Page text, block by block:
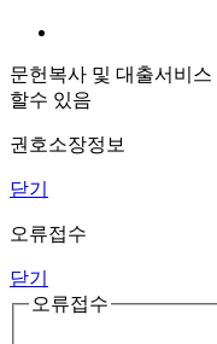
문헌복사 및 대출서비
할수 있음
권호소장정보
닫기
오류접수
닫기
오류접수